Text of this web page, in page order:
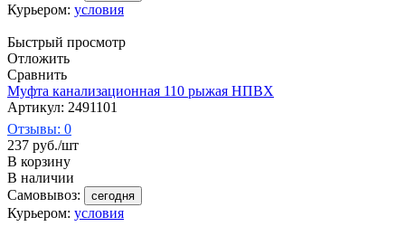
Курьером: условия
Быстрый просмотр
Отложить
Сравнить
Муфта канализационная 110 рыжая НПВХ
Артикул: 2491101
Отзывы: 0
237 руб./шт
В корзину
В наличии
Самовывоз:
сегодня
Курьером: условия